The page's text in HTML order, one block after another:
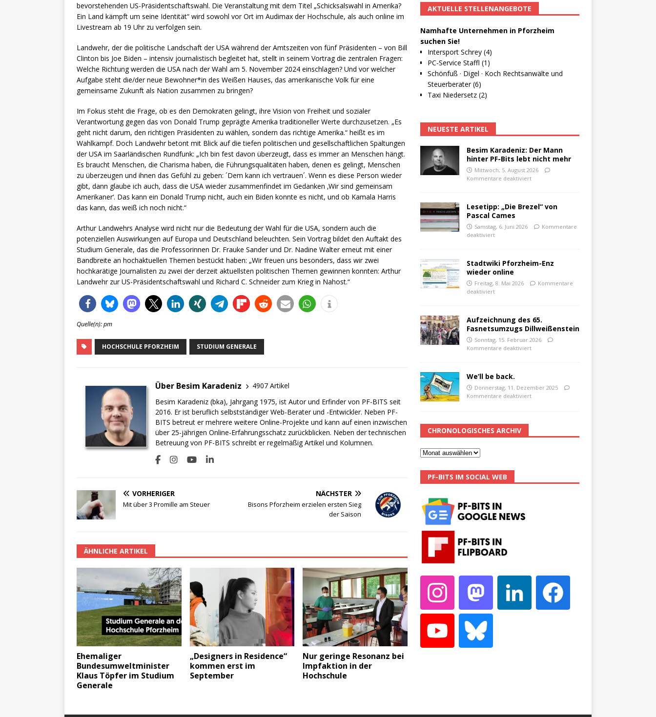
bevorstehenden US-Präsidentschaftswahl. Die Veranstaltung mit dem Titel „Schicksalswahl in Amerika?
Ein Land kämpft um seine Identität“ wird sowohl vor Ort im Audimax der Hochschule, als auch online im
Livestream ab 19 Uhr zu verfolgen sein.
Landwehr, der die politische Landschaft der USA während der Amtszeiten von fünf Präsidenten – von Bill
Clinton bis Joe Biden – intensiv journalistisch begleitet hat, stellt in seinem Vortrag die zentralen Fragen:
Welche Richtung werden die USA nach der Wahl am 5. November 2024 einschlagen? Und vor welcher
Aufgabe steht die/der neue Bewohner*in des Weißen Hauses, das amerikanische Volk für eine
gemeinsame Zukunft als Nation zusammen zu bringen?
Im Fokus steht die Frage, ob es den Demokraten gelingt, ihre Vision von Freiheit und sozialer
Verantwortung gegen das von Donald Trump geprägte Amerika traditioneller Werte durchzusetzen. „Es
geht nicht darum, den richtigen Präsidenten zu wählen, sondern das richtige Amerika.“ heißt es im
Wahlkampf. Doch Landwehr betont mit Blick auf die tiefen politischen und gesellschaftlichen Spaltungen
der USA im Saarländischen Rundfunk: „Ich bin fest davon überzeugt, dass es immer an Menschen hängt.
Es braucht Menschen, die Charisma haben, die Führungsqualitäten haben, denen es gelingt, Menschen
zu überzeugen und ihnen das Gefühl zu geben: ´Dem kann ich vertrauen´. Wenn es diese Person wieder
gibt, dann glaube ich auch, dass die USA wieder zusammenfindet im Gedanken ‚Wir sind gemeinsam
Amerikaner‘. Das kann ein Donald Trump nicht, auch ein Biden konnte es nicht, und ob Kamala Harris
das kann, das weiß ich noch nicht.“
Arthur Landwehrs Analyse wird nicht nur die Bedeutung der Wahl für die USA, sondern auch die
potenziellen Auswirkungen auf Europa und Deutschland beleuchten. Sein Vortrag bildet den Auftakt des
Studium Generale, das die Professorinnen Dr. Frauke Sander und Dr. Nadine Walter erneut mit einer
Bandbreite an hochaktuellen Themen bestückt haben: „Wir freuen uns besonders, dass wir zwei
hochkarätige Journalisten zu zwei der derzeit aktuellsten politischen Themen gewinnen konnten: Arthur
Landwehr zur US-Präsidentschaftswahl und Richard C. Schneider zum Krieg in Nahost.“
Quelle(n): pm
HOCHSCHULE PFORZHEIM STUDIUM GENERALE
Über Besim Karadeniz
4907 Artikel
Besim Karadeniz (bka), Jahrgang 1975, ist Autor und Erfinder von PF-BITS seit
2016. Er ist beruflich selbstständiger Web-Berater und -Entwickler. Neben PF-
BITS betreut er mehrere weitere Online-Projekte und kann auf einen inzwischen
über 25-jährigen Online-Erfahrungsschatz zurückblicken. Neben der technischen
Betreuung von PF-BITS schreibt er regelmäßig Artikel und Kolumnen.
VORHERIGER
Mit über 3 Promille am Steuer
NÄCHSTER
Bisons Pforzheim erzielen ersten Sieg
der Saison
ÄHNLICHE ARTIKEL
Ehemaliger
Bundesumweltminister
Klaus Töpfer im Studium
Generale
„Designers in Residence“
kommen erst im
September
Nur geringe Resonanz bei
Impfaktion in der
Hochschule
AKTUELLE STELLENANGEBOTE
Namhafte Unternehmen in Pforzheim
suchen Sie!
Intersport Schrey (4)
PC-Service Staffl (1)
Schönfuß · Digel · Koch Rechtsanwälte und
Steuerberater (6)
Taxi Niedersetz (2)
NEUESTE ARTIKEL
Besim Karadeniz: Der Mann
hinter PF-Bits lebt nicht mehr
Mittwoch, 5. August 2026
Kommentare deaktiviert
Lesetipp: „Die Brezel“ von
Pascal Cames
Samstag, 6. Juni 2026
Kommentare
deaktiviert
Stadtwiki Pforzheim-Enz
wieder online
Freitag, 8. Mai 2026
Kommentare
deaktiviert
Aufzeichnung des 65.
Fasnetsumzugs Dillweißenstein
Sonntag, 15. Februar 2026
Kommentare deaktiviert
We’ll be back.
Donnerstag, 11. Dezember 2025
Kommentare deaktiviert
CHRONOLOGISCHES ARCHIV
PF-BITS IM SOCIAL WEB